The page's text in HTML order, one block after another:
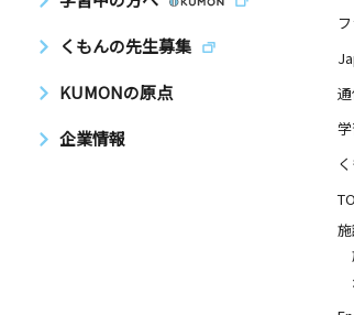
くもんの先生募集
KUMONの原点
企業情報